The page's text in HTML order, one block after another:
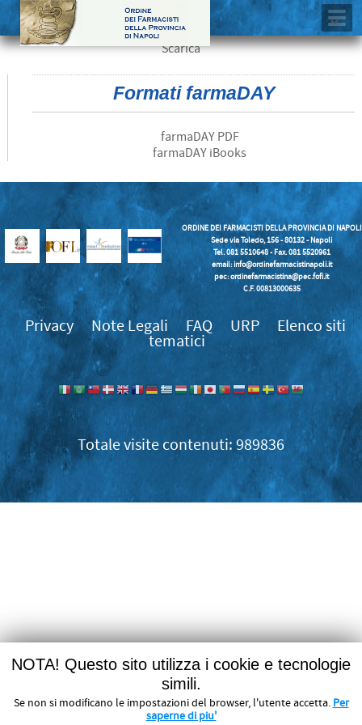
Scarica
Formati farmaDAY
farmaDAY PDF
farmaDAY iBooks
ORDINE DEI FARMACISTI DELLA PROVINCIA DI NAPOLI
Sede via Toledo, 156 - 80132 - Napoli
Tel. 081 5510648 - Fax. 081 5520961
email:info@ordinefarmacistinapoli.it
pec: ordinefarmacistina@pec.fofi.it
C.F. 00813000635
Privacy Note Legali FAQ URP
Elenco siti
tematici
989836
NOTA! Questo sito utilizza i cookie e tecnologie
simili.
Se non si modificano le impostazioni del browser, l'utente accetta. Per
saperne di piu'